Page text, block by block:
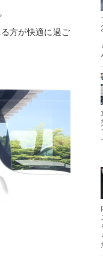
方が快適に過ご